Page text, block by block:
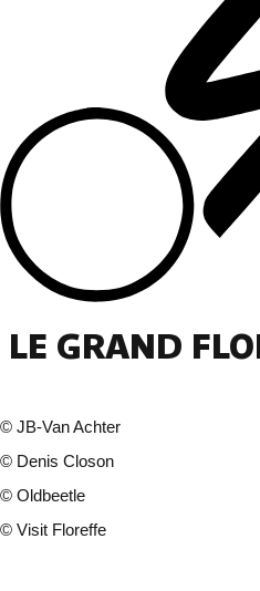
LE GRAND
© JB-Van Achter
© Denis Closon
© Oldbeetle
© Visit Floreffe